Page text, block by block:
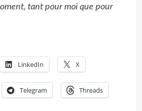
tant pour moi que pour
LinkedIn X
Telegram Threads